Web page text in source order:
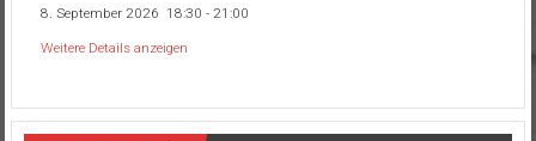
8. September 2026 18:30 - 21:00
Weitere Details anzeigen